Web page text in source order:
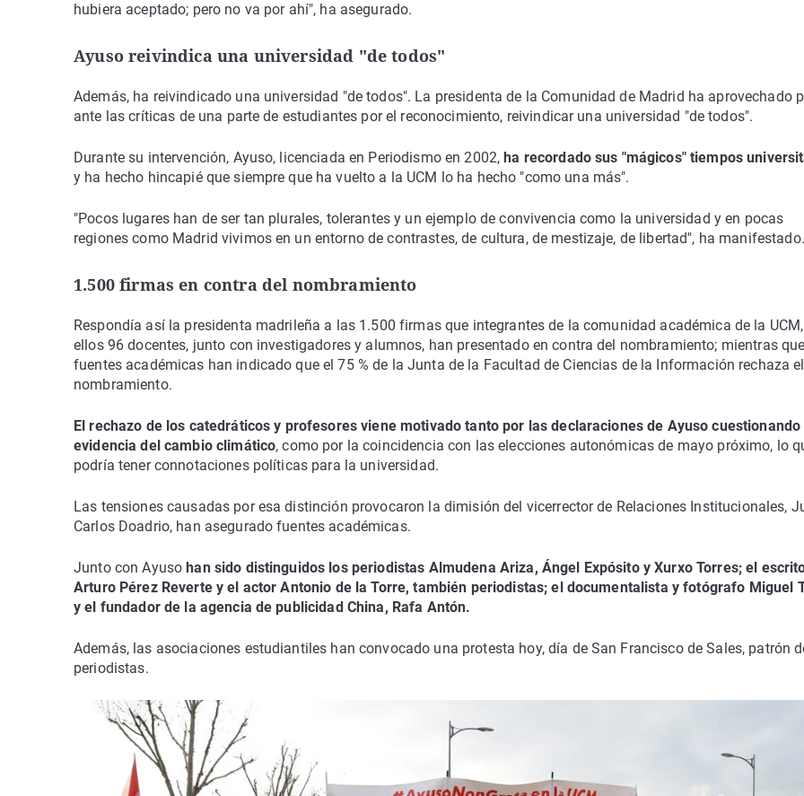
hubiera aceptado; pero no va por ahí", ha asegurado.
Ayuso reivindica una universidad "de todos"
Además, ha reivindicado una universidad "de todos". La presidenta de la Comunidad de Madrid ha aprovechado
ante las críticas de una parte de estudiantes por el reconocimiento, reivindicar una universidad "de todos".
Durante su intervención, Ayuso, licenciada en Periodismo en 2002, ha recordado sus "mágicos" tiempos
y ha hecho hincapié que siempre que ha vuelto a la UCM lo ha hecho "como una más".
"Pocos lugares han de ser tan plurales, tolerantes y un ejemplo de convivencia como la universidad y en pocas
regiones como Madrid vivimos en un entorno de contrastes, de cultura, de mestizaje, de libertad", ha manifestado.
1.500 firmas en contra del nombramiento
Respondía así la presidenta madrileña a las 1.500 firmas que integrantes de la comunidad académica de la
ellos 96 docentes, junto con investigadores y alumnos, han presentado en contra del nombramiento; mientras que
fuentes académicas han indicado que el 75 % de la Junta de la Facultad de Ciencias de la Información rechaza el
nombramiento.
El rechazo de los catedráticos y profesores viene motivado tanto por las declaraciones de Ayuso cuestionando
evidencia del cambio climático, como por la coincidencia con las elecciones autonómicas de mayo próximo, lo
podría tener connotaciones políticas para la universidad.
Las tensiones causadas por esa distinción provocaron la dimisión del vicerrector de Relaciones Institucionales,
Carlos Doadrio, han asegurado fuentes académicas.
Junto con Ayuso han sido distinguidos los periodistas Almudena Ariza, Ángel Expósito y Xurxo Torres; el
Arturo Pérez Reverte y el actor Antonio de la Torre, también periodistas; el documentalista y fotógrafo Miguel
y el fundador de la agencia de publicidad China, Rafa Antón.
Además, las asociaciones estudiantiles han convocado una protesta hoy, día de San Francisco de Sales, patrón
periodistas.